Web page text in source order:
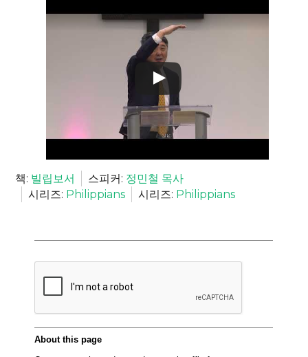
책: 빌립보서 스피커: 정민철 목사
시리즈: Philippians 시리즈: Philippians